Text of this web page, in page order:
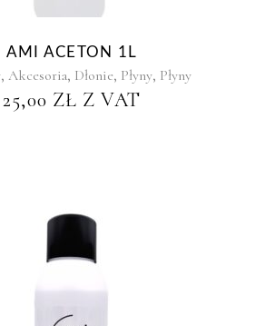
AMI ACETON 1L
, Akcesoria, Dłonie, Płyny, Płyny
25,00 ZŁ Z VAT